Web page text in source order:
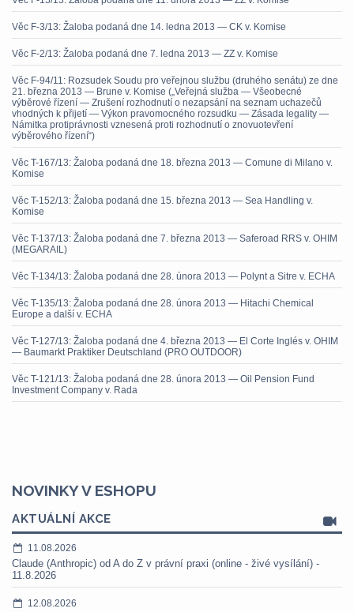
Věc F-3/13: Žaloba podaná dne 14. ledna 2013 — CK v. Komise
Věc F-2/13: Žaloba podaná dne 7. ledna 2013 — ZZ v. Komise
Věc F-94/11: Rozsudek Soudu pro veřejnou službu (druhého senátu) ze dne
21. března 2013 — Brune v. Komise („Veřejná služba — Všeobecné
výběrové řízení — Zrušení rozhodnutí o nezapsání na seznam uchazečů
vhodných k přijetí — Výkon pravomocného rozsudku — Zásada legality —
Námitka protiprávnosti vznesená proti rozhodnutí o znovuotevření
výběrového řízení“)
Věc T-167/13: Žaloba podaná dne 18. března 2013 — Comune di Milano v.
Komise
Věc T-152/13: Žaloba podaná dne 15. března 2013 — Sea Handling v.
Komise
Věc T-137/13: Žaloba podaná dne 7. března 2013 — Saferoad RRS v. OHIM
(MEGARAIL)
Věc T-134/13: Žaloba podaná dne 28. února 2013 — Polynt a Sitre v. ECHA
Věc T-135/13: Žaloba podaná dne 28. února 2013 — Hitachi Chemical
Europe a další v. ECHA
Věc T-127/13: Žaloba podaná dne 4. března 2013 — El Corte Inglés v. OHIM
— Baumarkt Praktiker Deutschland (PRO OUTDOOR)
Věc T-121/13: Žaloba podaná dne 28. února 2013 — Oil Pension Fund
Investment Company v. Rada
NOVINKY V ESHOPU
AKTUÁLNÍ AKCE
11.08.2026
Claude (Anthropic) od A do Z v právní praxi (online - živé vysílání) -
11.8.2026
12.08.2026